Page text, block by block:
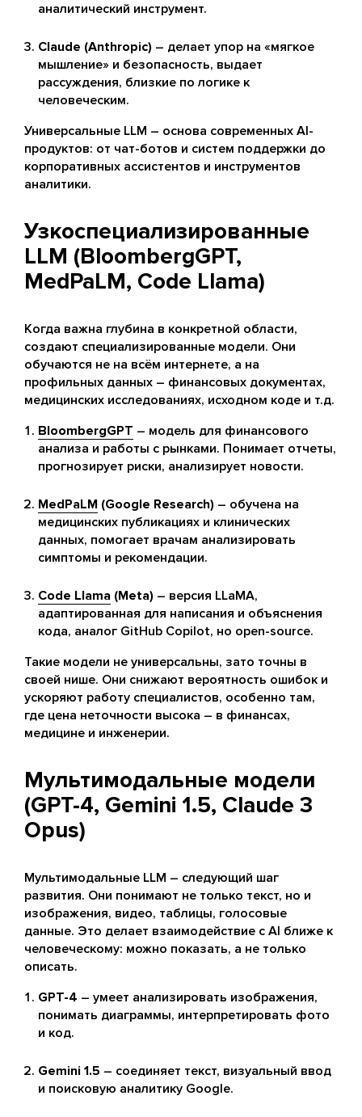
аналитический инструмент.
Claude (Anthropic) – делает упор на «мягкое
мышление» и безопасность, выдает
рассуждения, близкие по логике к
человеческим.
Универсальные LLM – основа современных AI-
продуктов: от чат-ботов и систем поддержки до
корпоративных ассистентов и инструментов
аналитики.
Узкоспециализированные
LLM (BloombergGPT,
MedPaLM, Code Llama)
Когда важна глубина в конкретной области,
создают специализированные модели. Они
обучаются не на всём интернете, а на
профильных данных – финансовых документах,
медицинских исследованиях, исходном коде и т.д.
BloombergGPT – модель для финансового
анализа и работы с рынками. Понимает отчеты,
прогнозирует риски, анализирует новости.
MedPaLM (Google Research) – обучена на
медицинских публикациях и клинических
данных, помогает врачам анализировать
симптомы и рекомендации.
Code Llama (Meta) – версия LLaMA,
адаптированная для написания и объяснения
кода, аналог GitHub Copilot, но open-source.
Такие модели не универсальны, зато точны в
своей нише. Они снижают вероятность ошибок и
ускоряют работу специалистов, особенно там,
где цена неточности высока – в финансах,
медицине и инженерии.
Мультимодальные модели
(GPT-4, Gemini 1.5, Claude 3
Opus)
Мультимодальные LLM – следующий шаг
развития. Они понимают не только текст, но и
изображения, видео, таблицы, голосовые
данные. Это делает взаимодействие с AI ближе к
человеческому: можно показать, а не только
описать.
GPT-4 – умеет анализировать изображения,
понимать диаграммы, интерпретировать фото
и код.
Gemini 1.5 – соединяет текст, визуальный ввод
и поисковую аналитику Google.